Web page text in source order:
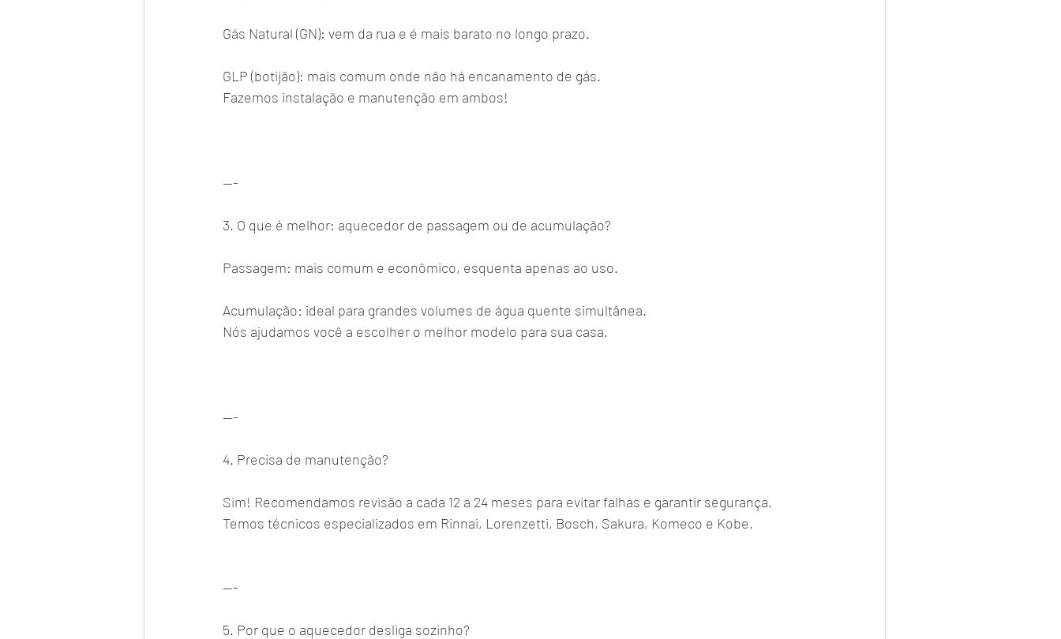
Gás Natural (GN): vem da rua e é mais barato no longo prazo.
GLP (botijão): mais comum onde não há encanamento de gás.
Fazemos instalação e manutenção em ambos!
---
3. O que é melhor: aquecedor de passagem ou de acumulação?
Passagem: mais comum e econômico, esquenta apenas ao uso.
Acumulação: ideal para grandes volumes de água quente simultânea.
Nós ajudamos você a escolher o melhor modelo para sua casa.
---
4. Precisa de manutenção?
Sim! Recomendamos revisão a cada 12 a 24 meses para evitar falhas e garantir segurança.
Temos técnicos especializados em Rinnai, Lorenzetti, Bosch, Sakura, Komeco e Kobe.
---
5. Por que o aquecedor desliga sozinho?